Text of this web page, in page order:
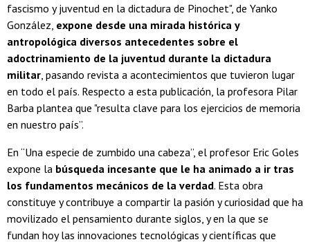
fascismo y juventud en la dictadura de Pinochet", de Yanko
González, expone desde una mirada histórica y
antropológica diversos antecedentes sobre el
adoctrinamiento de la juventud durante la dictadura
militar, pasando revista a acontecimientos que tuvieron lugar
en todo el país. Respecto a esta publicación, la profesora Pilar
Barba plantea que "resulta clave para los ejercicios de memoria
en nuestro país”.
En “Una especie de zumbido una cabeza”, el profesor Eric Goles
expone la búsqueda incesante que le ha animado a ir tras
los fundamentos mecánicos de la verdad. Esta obra
constituye y contribuye a compartir la pasión y curiosidad que ha
movilizado el pensamiento durante siglos, y en la que se
fundan hoy las innovaciones tecnológicas y científicas que